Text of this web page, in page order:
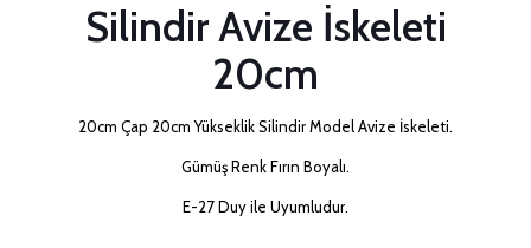
Silindir Avize İskeleti
20cm
20cm Çap 20cm Yükseklik Silindir Model Avize İskeleti.
Gümüş Renk Fırın Boyalı.
E-27 Duy ile Uyumludur.